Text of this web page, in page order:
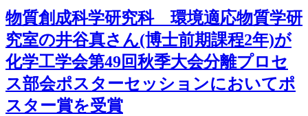
物質創成科学研究科 環境適応物質学研
究室の井谷真さん(博士前期課程2年)が
化学工学会第49回秋季大会分離プロセ
ス部会ポスターセッションにおいてポ
スター賞を受賞